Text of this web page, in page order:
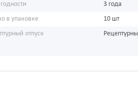
3 года
в упаковке
10 шт
отпуск